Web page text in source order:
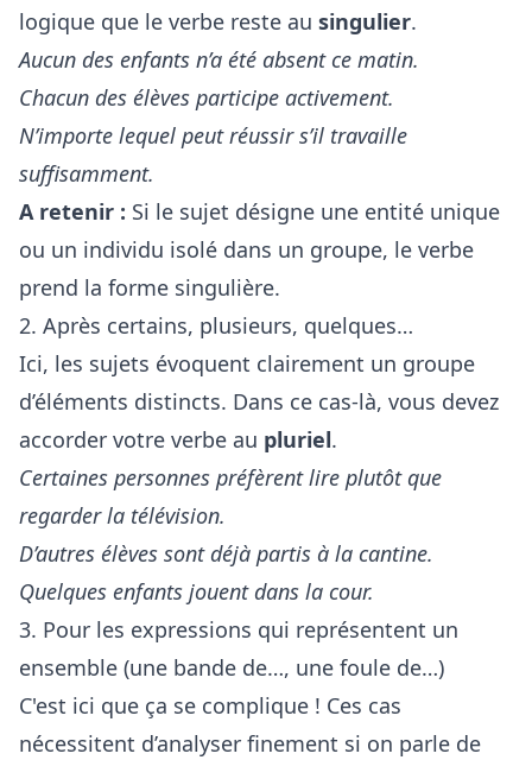
logique que le verbe reste au singulier.
Aucun des enfants n’a été absent ce matin.
Chacun des élèves participe activement.
N’importe lequel peut réussir s’il travaille
suffisamment.
A retenir : Si le sujet désigne une entité unique
ou un individu isolé dans un groupe, le verbe
prend la forme singulière.
2. Après certains, plusieurs, quelques…
Ici, les sujets évoquent clairement un groupe
d’éléments distincts. Dans ce cas-là, vous devez
accorder votre verbe au pluriel.
Certaines personnes préfèrent lire plutôt que
regarder la télévision.
D’autres élèves sont déjà partis à la cantine.
Quelques enfants jouent dans la cour.
3. Pour les expressions qui représentent un
ensemble (une bande de…, une foule de…)
C'est ici que ça se complique ! Ces cas
nécessitent d’analyser finement si on parle de